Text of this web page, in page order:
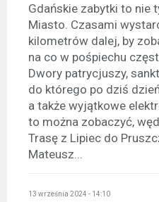
Gdańskie zabytki to nie
Miasto. Czasami
kilometrów dalej, by
na co w pośpiechu
Dwory patrycjuszy,
do którego po dziś
a także wyjątkowe
to można zobaczyć,
Trasę z Lipiec do
Mateusz...
13 września 2024 - 14:10